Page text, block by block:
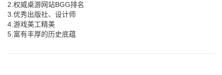
2.权威桌游网站BGG排名
3.优秀出版社、设计师
4.游戏美工精美
5.富有丰厚的历史底蕴